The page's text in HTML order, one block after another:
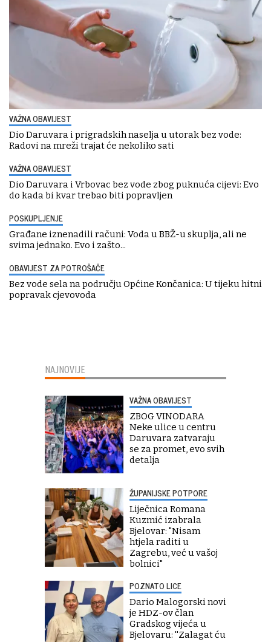
VAŽNA OBAVIJEST
Dio Daruvara i prigradskih naselja u utorak bez vode:
Radovi na mreži trajat će nekoliko sati
VAŽNA OBAVIJEST
Dio Daruvara i Vrbovac bez vode zbog puknuća cijevi: Evo
do kada bi kvar trebao biti popravljen
POSKUPLJENJE
Građane iznenadili računi: Voda u BBŽ-u skuplja, ali ne
svima jednako. Evo i zašto...
OBAVIJEST ZA POTROŠAČE
Bez vode sela na području Općine Končanica: U tijeku hitni
popravak cjevovoda
NAJNOVIJE
VAŽNA OBAVIJEST
ZBOG VINODARA
Neke ulice u centru
Daruvara zatvaraju
se za promet, evo svih
detalja
ŽUPANIJSKE POTPORE
Liječnica Romana
Kuzmić izabrala
Bjelovar: "Nisam
htjela raditi u
Zagrebu, već u vašoj
bolnici"
POZNATO LICE
Dario Malogorski novi
je HDZ-ov član
Gradskog vijeća u
Bjelovaru: ''Zalagat ću